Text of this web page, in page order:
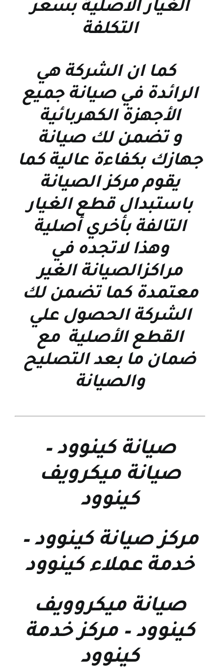
الغيار الاصلية بسعر
التكلفة
كما ان الشركة هي
الرائدة في صيانة جميع
الأجهزة الكهربائية
و تضمن لك صيانة
جهازك بكفاءة عالية كما
يقوم مركز الصيانة
باستبدال قطع الغيار
التالفة بأخري أصلية
وهذا لاتجده في
مراكزالصيانة الغير
معتمدة كما تضمن لك
الشركة الحصول علي
القطع الأصلية مع
ضمان ما بعد التصليح
والصيانة
صيانة كينوود–
صيانة ميكرويف
كينوود
مركز صيانة كينوود–
خدمة عملاء كينوود
صيانة ميكروويف
كينوود–مركز خدمة
كينوود